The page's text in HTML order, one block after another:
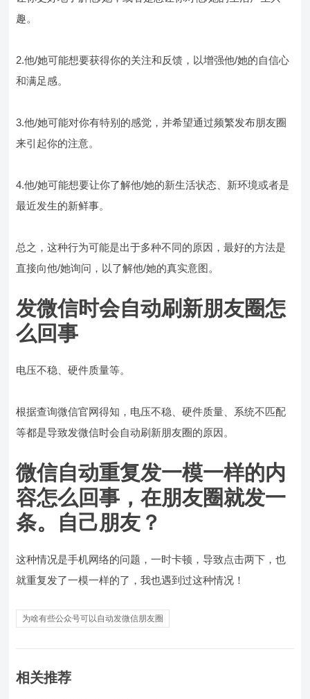
趣。
2.他/她可能想要获得你的关注和反馈，以增强他/她的自信心
和满足感。
3.他/她可能对你有特别的感觉，并希望通过频繁发布朋友圈
来引起你的注意。
4.他/她可能想要让你了解他/她的新生活状态、新环境或者是
最近发生的新鲜事。
总之，这种行为可能是出于多种不同的原因，最好的方法是
直接向他/她询问，以了解他/她的真实意图。
发微信时会自动刷新朋友圈怎
么回事
电压不稳、硬件质量等。
根据查询微信官网得知，电压不稳、硬件质量、系统不匹配
等都是导致发微信时会自动刷新朋友圈的原因。
微信自动重复发一模一样的内
容怎么回事，在朋友圈就发一
条。自己朋友？
这种情况是手机网络的问题，一时卡顿，导致点击两下，也
就重复发了一模一样的了，我也遇到过这种情况！
为啥有些公众号可以自动发微信朋友圈
相关推荐